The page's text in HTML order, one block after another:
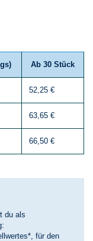
Ab 30 Stück
52,25 €
63,65 €
66,50 €
du als
für den